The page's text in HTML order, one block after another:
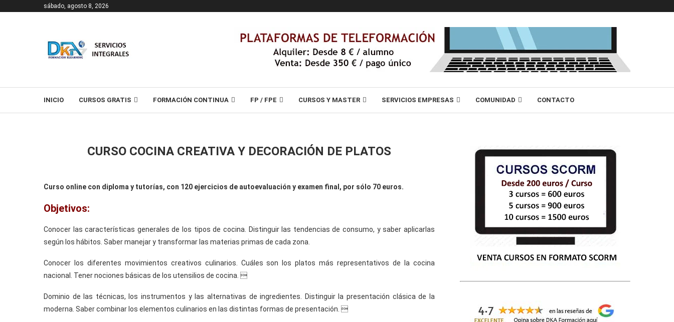
sábado, agosto 8, 2026
INICIO CURSOS GRATIS FORMACIÓN CONTINUA FP / FPE CURSOS Y MASTER SERVICIOS EMPRESAS COMUNIDAD CONTACTO
CURSO COCINA CREATIVA Y DECORACIÓN DE PLATOS
Curso online con diploma y tutorías, con 120 ejercicios de autoevaluación y examen final, por sólo 70 euros.
Objetivos:
Conocer las características generales de los tipos de cocina. Distinguir las tendencias de consumo, y saber aplicarlas
según los hábitos. Saber manejar y transformar las materias primas de cada zona.
Conocer los diferentes movimientos creativos culinarios. Cuáles son los platos más representativos de la cocina
nacional. Tener nociones básicas de los utensilios de cocina. 
Dominio de las técnicas, los instrumentos y las alternativas de ingredientes. Distinguir la presentación clásica de la
moderna. Saber combinar los elementos culinarios en las distintas formas de presentación. 